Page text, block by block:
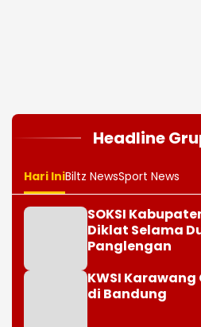
Headline
Hari IniBiltz NewsSport News
SOKSI
Diklat Selama
Panglengan
KWSI
di Bandung